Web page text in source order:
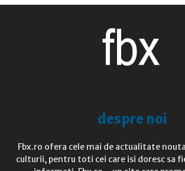
despre noi
Fbx.ro ofera cele mai de actualitate
culturii, pentru toti cei care isi doresc sa